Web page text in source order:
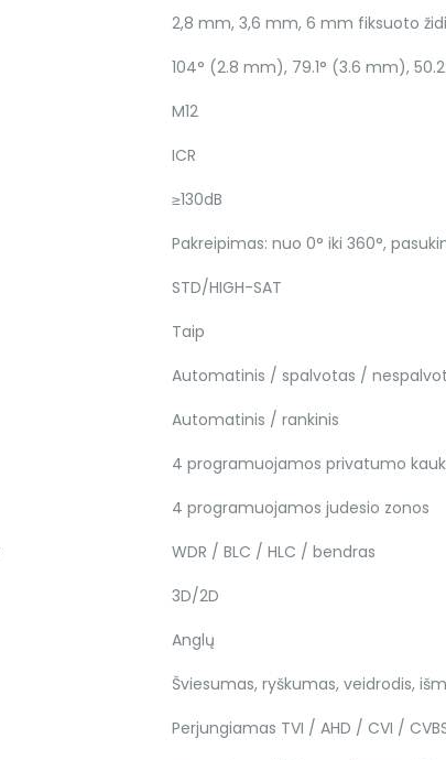
2,8 mm, 3,6 mm, 6 mm fiksuoto
104° (2.8 mm), 79.1° (3.6 mm),
M12
ICR
≥130dB
Pakreipimas: nuo 0° iki 360°,
STD/HIGH-SAT
Taip
Automatinis / spalvotas /
Automatinis / rankinis
4 programuojamos privatumo
4 programuojamos judesio zonos
WDR / BLC / HLC / bendras
3D/2D
Anglų
Šviesumas, ryškumas, veidrodis,
Perjungiamas TVI / AHD / CVI /